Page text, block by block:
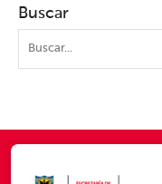
Buscar